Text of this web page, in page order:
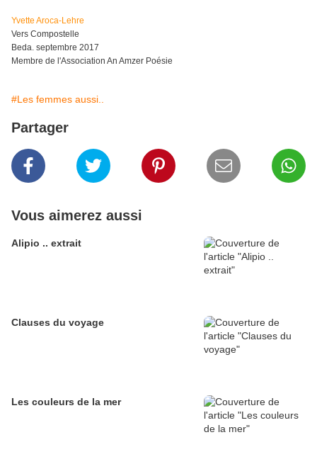
Yvette Aroca-Lehre
Vers Compostelle
Beda. septembre 2017
Membre de l'Association An Amzer Poésie
#Les femmes aussi..
Partager
Vous aimerez aussi
Alipio .. extrait
Clauses du voyage
Les couleurs de la mer